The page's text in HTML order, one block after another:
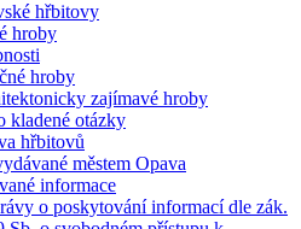
hřbitovy
hroby
hroby
zajímavé hroby
kladené otázky
hřbitovů
městem Opava
informace
o poskytování informací dle zák.